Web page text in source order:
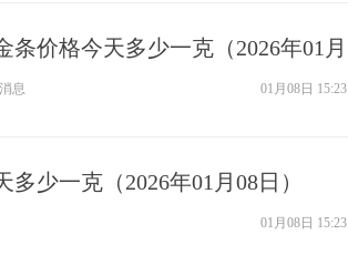
条价格今天多少一克（2026年01月
息 01月08日 15:23
少一克（2026年01月08日）
01月08日 15:23